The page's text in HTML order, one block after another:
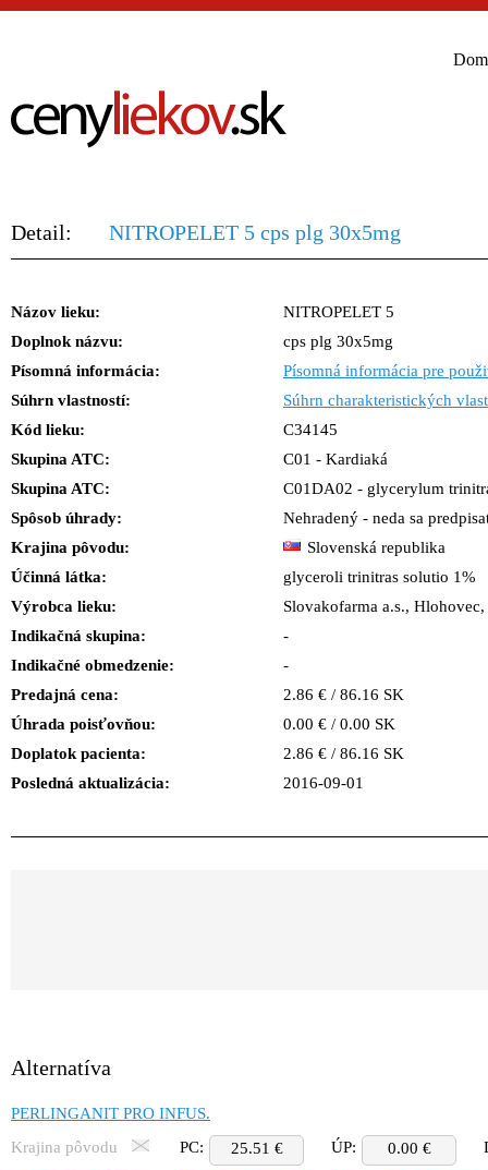
Detail: NITROPELET 5 cps plg 30x5mg
Názov lieku:
NITROPELET 5
Doplnok názvu:
cps plg 30x5mg
Písomná informácia:
Písomná informácia pre
Súhrn vlastností:
Súhrn charakteristických
Kód lieku:
C34145
Skupina ATC:
C01 - Kardiaká
Skupina ATC:
C01DA02 - glycerylum
Spôsob úhrady:
Nehradený - neda sa
Krajina pôvodu:
Slovenská republika
Účinná látka:
glyceroli trinitras solutio 1%
Výrobca lieku:
Slovakofarma a.s.,
Indikačná skupina:
-
Indikačné obmedzenie:
-
Predajná cena:
2.86 € / 86.16 SK
Úhrada poisťovňou:
0.00 € / 0.00 SK
Doplatok pacienta:
2.86 € / 86.16 SK
Posledná aktualizácia:
2016-09-01
Alternatíva
PERLINGANIT PRO INFUS.
Krajina pôvodu
PC: 25.51 € ÚP: 0.00 €